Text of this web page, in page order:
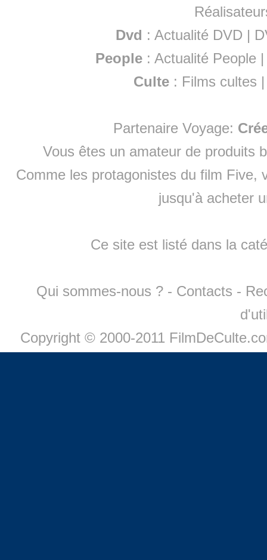
Dvd : Actualité DVD |
People :Actualité People
Culte : Films cultes
Partenaire Voyage:
Vous êtes un amateur de produits
Comme les protagonistes du film Five,
jusqu'à acheter
Ce site est listé dans la
Qui sommes-nous ? - Contacts -
Copyright © 2000-2011